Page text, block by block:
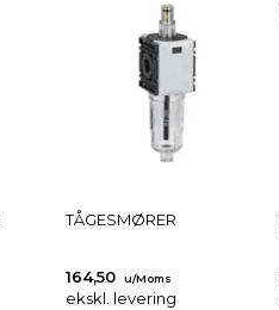
TÅGESMØRER
164,50 u/Moms
ekskl. levering